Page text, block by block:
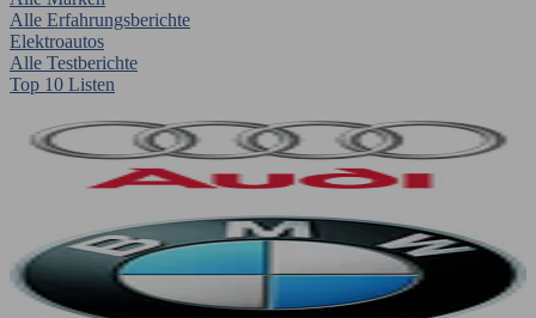
Alle Erfahrungsberichte
Elektroautos
Alle Testberichte
Top 10 Listen